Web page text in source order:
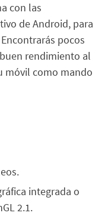
con las
de Android, para
pocos
rendimiento al
móvil como mando
integrada o
2.1.